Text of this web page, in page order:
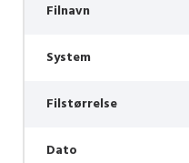
Filnavn
System
Filstørrelse
Dato